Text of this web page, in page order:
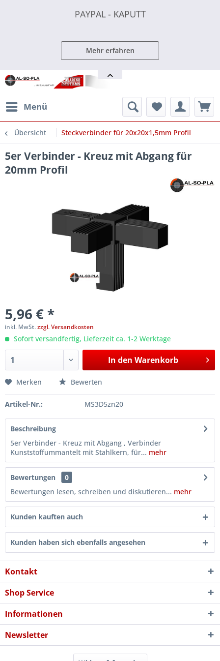
PAYPAL - KAPUTT
PAYPAL - KAPUTT
Mehr erfahren
Menü
Übersicht Steckverbinder für 20x20x1,5mm Profil
5er Verbinder - Kreuz mit Abgang für
20mm Profil
5,96 € *
inkl. MwSt.zzgl. Versandkosten
Sofort versandfertig, Lieferzeit ca. 1-2 Werktage
In den Warenkorb
Merken Bewerten
Artikel-Nr.: MS3D5zn20
Beschreibung
5er Verbinder - Kreuz mit Abgang , Verbinder
Kunststoffummantelt mit Stahlkern, für... mehr
Bewertungen
0
Bewertungen lesen, schreiben und diskutieren... mehr
Kunden kauften auch
Kunden haben sich ebenfalls angesehen
Kontakt
Shop Service
Informationen
Newsletter